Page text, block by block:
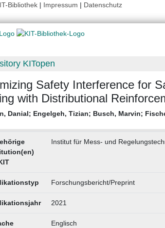
Bibliothek | Impressum | Datenschutz
KITopen
Safety Interference for
with Distributional
Danial; Engelgeh, Tizian; Busch, Marvin;
Institut für Mess- und
Forschungsbericht/Preprint
2021
Englisch